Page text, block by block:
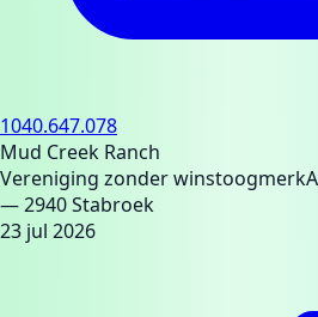
1040.647.078
Mud Creek Ranch
Vereniging zonder winstoogmerk
— 2940 Stabroek
23 jul 2026